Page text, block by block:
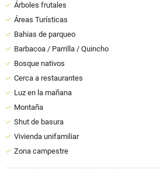
Árboles frutales
Áreas Turísticas
Bahias de parqueo
Barbacoa / Parrilla / Quincho
Bosque nativos
Cerca a restaurantes
Luz en la mañana
Montaña
Shut de basura
Vivienda unifamiliar
Zona campestre